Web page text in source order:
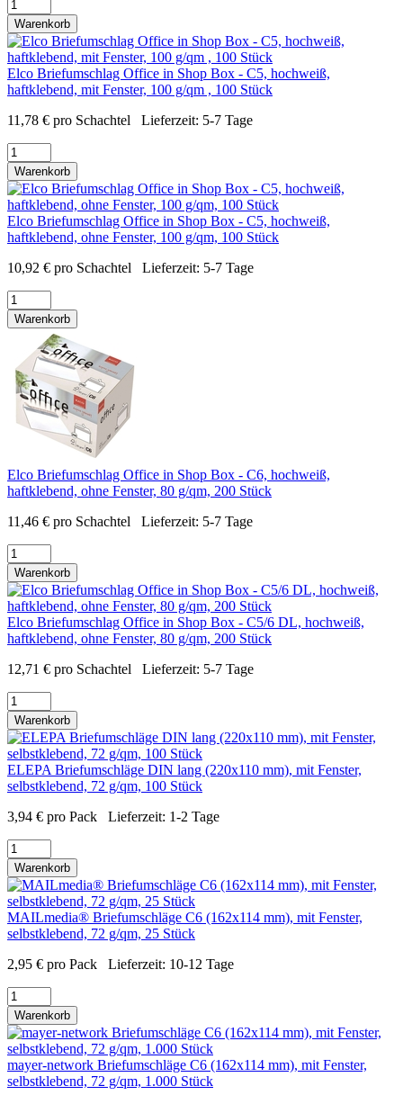
Warenkorb
Elco Briefumschlag Office in Shop Box - C5, hochweiß,
haftklebend, mit Fenster, 100 g/qm , 100 Stück
11,78 € pro Schachtel Lieferzeit: 5-7 Tage
Warenkorb
Elco Briefumschlag Office in Shop Box - C5, hochweiß,
haftklebend, ohne Fenster, 100 g/qm, 100 Stück
10,92 € pro Schachtel Lieferzeit: 5-7 Tage
Warenkorb
Elco Briefumschlag Office in Shop Box - C6, hochweiß,
haftklebend, ohne Fenster, 80 g/qm, 200 Stück
11,46 € pro Schachtel Lieferzeit: 5-7 Tage
Warenkorb
Elco Briefumschlag Office in Shop Box - C5/6 DL, hochweiß,
haftklebend, ohne Fenster, 80 g/qm, 200 Stück
12,71 € pro Schachtel Lieferzeit: 5-7 Tage
Warenkorb
ELEPA Briefumschläge DIN lang (220x110 mm), mit Fenster,
selbstklebend, 72 g/qm, 100 Stück
3,94 € pro Pack Lieferzeit: 1-2 Tage
Warenkorb
MAILmedia® Briefumschläge C6 (162x114 mm), mit Fenster,
selbstklebend, 72 g/qm, 25 Stück
2,95 € pro Pack Lieferzeit: 10-12 Tage
Warenkorb
mayer-network Briefumschläge C6 (162x114 mm), mit Fenster,
selbstklebend, 72 g/qm, 1.000 Stück